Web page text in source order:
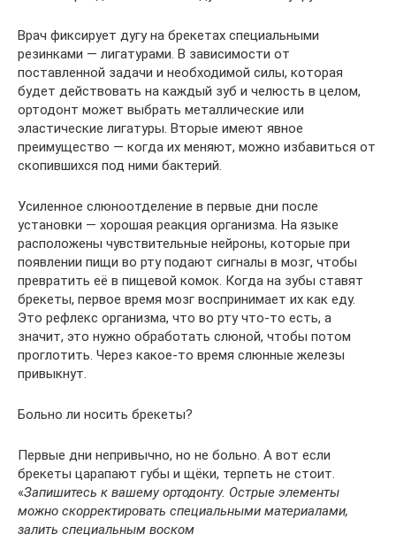
Врач фиксирует дугу на брекетах специальными
резинками — лигатурами. В зависимости от
поставленной задачи и необходимой силы, которая
будет действовать на каждый зуб и челюсть в целом,
ортодонт может выбрать металлические или
эластические лигатуры. Вторые имеют явное
преимущество — когда их меняют, можно избавиться от
скопившихся под ними бактерий.
Усиленное слюноотделение в первые дни после
установки — хорошая реакция организма. На языке
расположены чувствительные нейроны, которые при
появлении пищи во рту подают сигналы в мозг, чтобы
превратить её в пищевой комок. Когда на зубы ставят
брекеты, первое время мозг воспринимает их как еду.
Это рефлекс организма, что во рту что-то есть, а
значит, это нужно обработать слюной, чтобы потом
проглотить. Через какое-то время слюнные железы
привыкнут.
Больно ли носить брекеты?
Первые дни непривычно, но не больно. А вот если
брекеты царапают губы и щёки, терпеть не стоит.
«Запишитесь к вашему ортодонту. Острые элементы
можно скорректировать специальными материалами,
залить специальным воском